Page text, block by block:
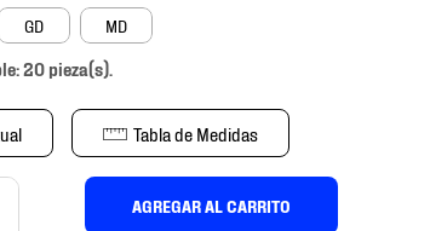
GD MD
20 pieza(s).
Tabla de Medidas
AGREGAR AL CARRITO